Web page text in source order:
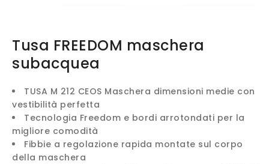
Tusa FREEDOM maschera
subacquea
TUSA M 212 CEOS Maschera dimensioni medie con
vestibilità perfetta
Tecnologia Freedom e bordi arrotondati per la
migliore comodità
Fibbie a regolazione rapida montate sul corpo
della maschera